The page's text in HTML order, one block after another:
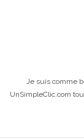
Je suis comme
UnSimpleClic.com